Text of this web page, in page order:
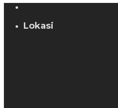
Lokasi